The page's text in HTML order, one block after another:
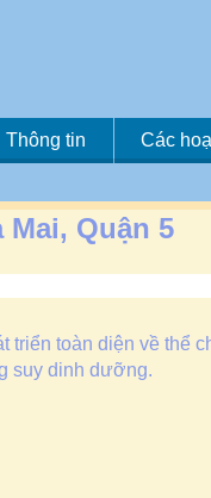
Thông tin Các
Quận 5
toàn diện về thể
suy dinh dưỡng.